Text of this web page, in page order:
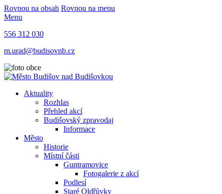
Rovnou na obsah Rovnou na menu
Menu
556 312 030
m.urad@budisovnb.cz
Aktuality
Rozhlas
Přehled akcí
Budišovský zpravodaj
Informace
Město
Historie
Místní části
Guntramovice
Fotogalerie z akcí
Podlesí
Staré Oldřůvky